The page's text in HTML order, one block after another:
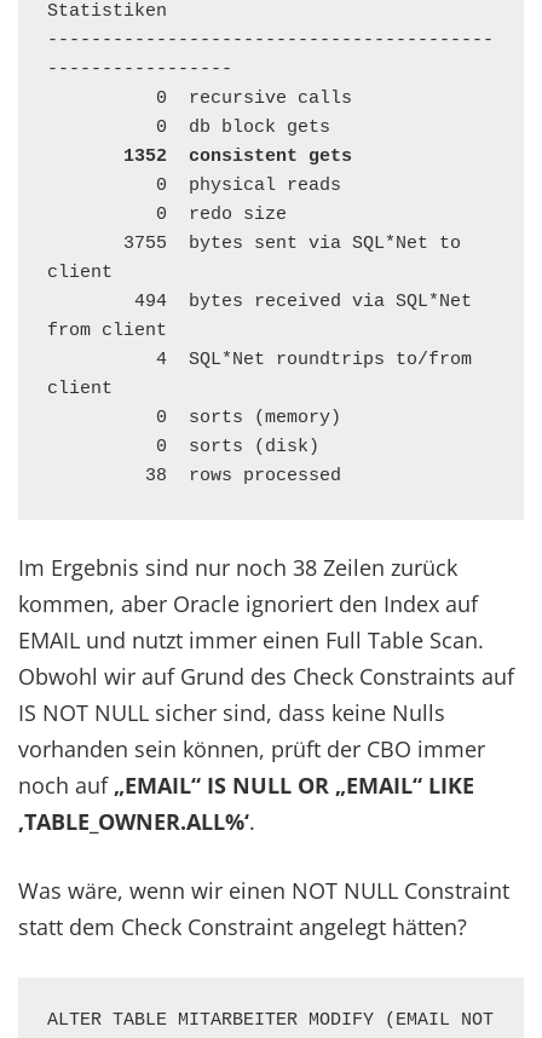
Statistiken
-----------------------------------------
-----------------
1352  consistent gets
client
from client
client
         38  rows processed
Im Ergebnis sind nur noch 38 Zeilen zurück
kommen, aber Oracle ignoriert den Index auf
EMAIL und nutzt immer einen Full Table Scan.
Obwohl wir auf Grund des Check Constraints auf
IS NOT NULL sicher sind, dass keine Nulls
vorhanden sein können, prüft der CBO immer
noch auf „EMAIL“ IS NULL OR „EMAIL“ LIKE
‚TABLE_OWNER.ALL%‘.
Was wäre, wenn wir einen NOT NULL Constraint
statt dem Check Constraint angelegt hätten?
ALTER TABLE MITARBEITER MODIFY (EMAIL NOT